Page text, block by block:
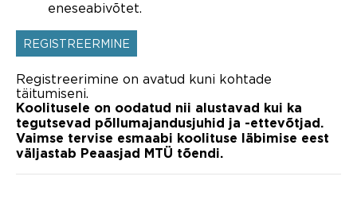
eneseabivõtet.
REGISTREERMINE
Registreerimine on avatud kuni kohtade
täitumiseni.
Koolitusele on oodatud nii alustavad kui ka
tegutsevad põllumajandusjuhid ja -ettevõtjad.
Vaimse tervise esmaabi koolituse läbimise eest
väljastab Peaasjad MTÜ tõendi.